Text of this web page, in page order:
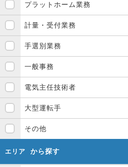
プラットホーム業務
計量・受付業務
手選別業務
一般事務
電気主任技術者
大型運転手
その他
エリア から探す